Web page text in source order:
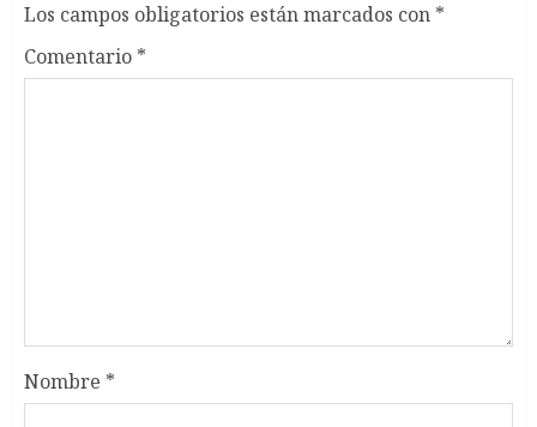
Los campos obligatorios están marcados con *
Comentario *
Nombre *